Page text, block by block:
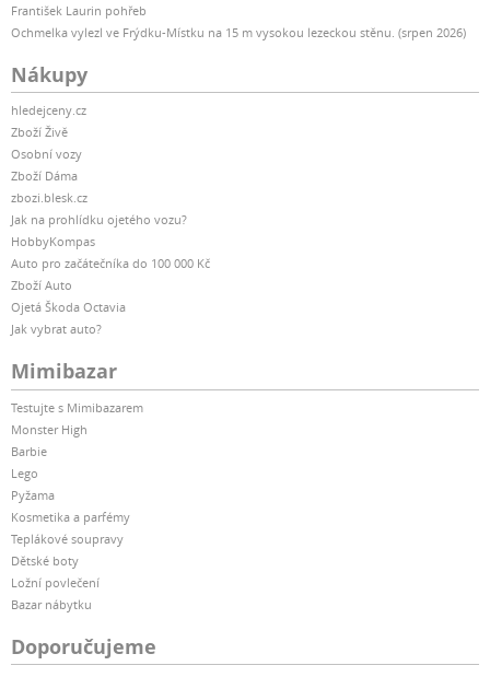
František Laurin pohřeb
Ochmelka vylezl ve Frýdku-Místku na 15 m vysokou lezeckou stěnu. (srpen 2026)
Nákupy
hledejceny.cz
Zboží Živě
Osobní vozy
Zboží Dáma
zbozi.blesk.cz
Jak na prohlídku ojetého vozu?
HobbyKompas
Auto pro začátečníka do 100 000 Kč
Zboží Auto
Ojetá Škoda Octavia
Jak vybrat auto?
Mimibazar
Testujte s Mimibazarem
Monster High
Barbie
Lego
Pyžama
Kosmetika a parfémy
Teplákové soupravy
Dětské boty
Ložní povlečení
Bazar nábytku
Doporučujeme